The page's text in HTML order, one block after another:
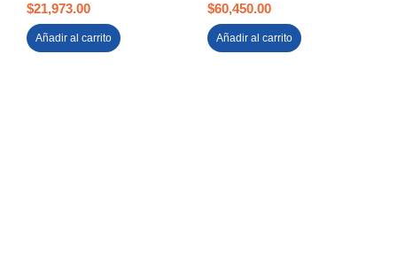
$21,973.00
Añadir al carrito
$60,450.00
Añadir al carrito